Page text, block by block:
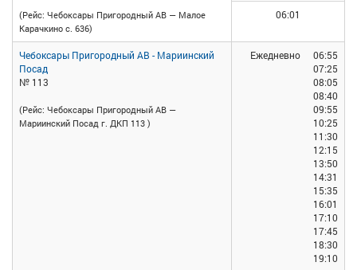
(Рейс: Чебоксары Пригородный АВ — Малое
Карачкино с. 636)
06:01
Чебоксары Пригородный АВ - Мариинский
Посад
№ 113
(Рейс: Чебоксары Пригородный АВ —
Мариинский Посад г. ДКП 113 )
Ежедневно
06:55
07:25
08:05
08:40
09:55
10:25
11:30
12:15
13:50
14:31
15:35
16:01
17:10
17:45
18:30
19:10